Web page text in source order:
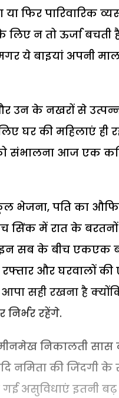
फिर पारिवारिक
न तो ऊर्जा
ये बाइयां अपनी
उन के नखरों से
घर की महिलाएं ही
को संभालना आज एक
भेजना, पति का
में रात के बरतनों
सब के बीच एकएक
रफ्तार और घरवालों
सही रखना है
निर्भर रहेंगे.
निकालती सास
नमिता की जिंदगी के
असुविधाएं इतनी